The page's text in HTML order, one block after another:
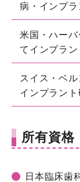
病・インプラ
米国・ハーバ
てインプラン
スイス・ベ
インプラント
所有資格
日本臨床歯